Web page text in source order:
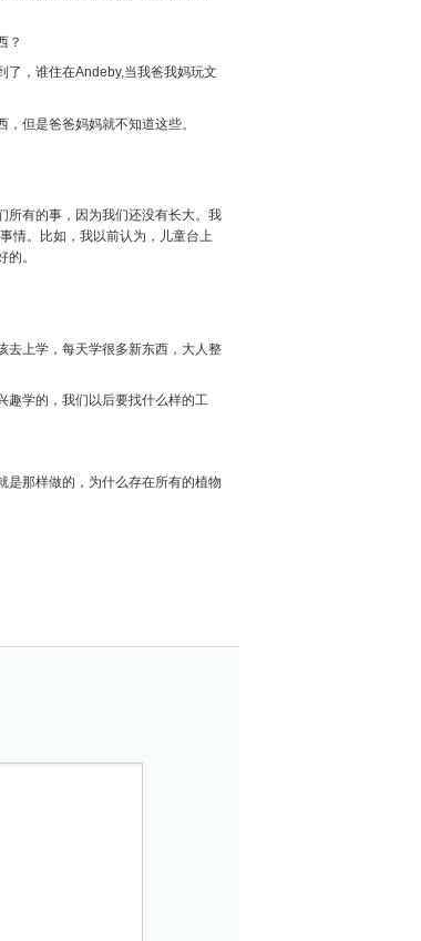
？
，谁住在Andeby,当我爸我妈玩文
但是爸爸妈妈就不知道这些。
有的事，因为我们还没有长大。我
情。比如，我以前认为，儿童台上
。
上学，每天学很多新东西，大人整
学的，我们以后要找什么样的工
那样做的，为什么存在所有的植物